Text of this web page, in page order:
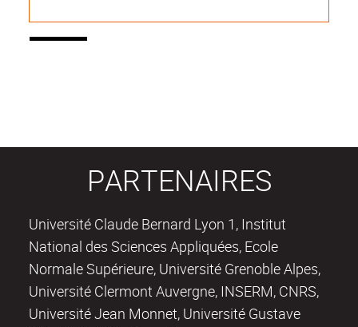
PARTENAIRES
Université Claude Bernard Lyon 1, Institut
National des Sciences Appliquées, Ecole
Normale Supérieure, Université Grenoble Alpes,
Université Clermont Auvergne, INSERM, CNRS,
Université Jean Monnet, Université Gustave